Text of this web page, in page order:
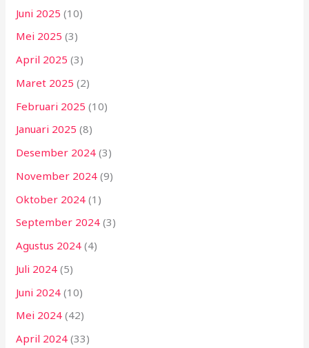
Juni 2025 (10)
Mei 2025 (3)
April 2025 (3)
Maret 2025 (2)
Februari 2025 (10)
Januari 2025 (8)
Desember 2024 (3)
November 2024 (9)
Oktober 2024 (1)
September 2024 (3)
Agustus 2024 (4)
Juli 2024 (5)
Juni 2024 (10)
Mei 2024 (42)
April 2024 (33)